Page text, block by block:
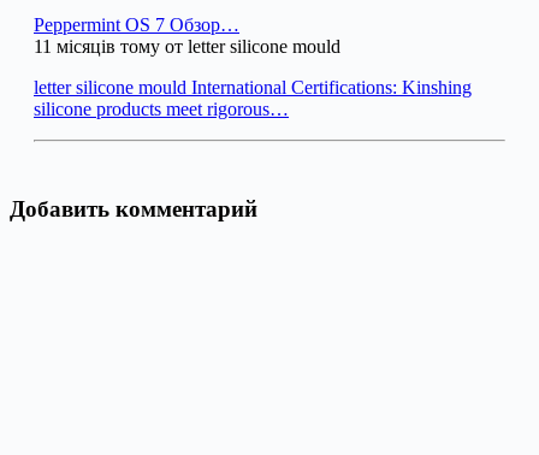
Peppermint OS 7 Обзор…
11 місяців тому от letter silicone mould
letter silicone mould International Certifications: Kinshing
silicone products meet rigorous…
Добавить комментарий